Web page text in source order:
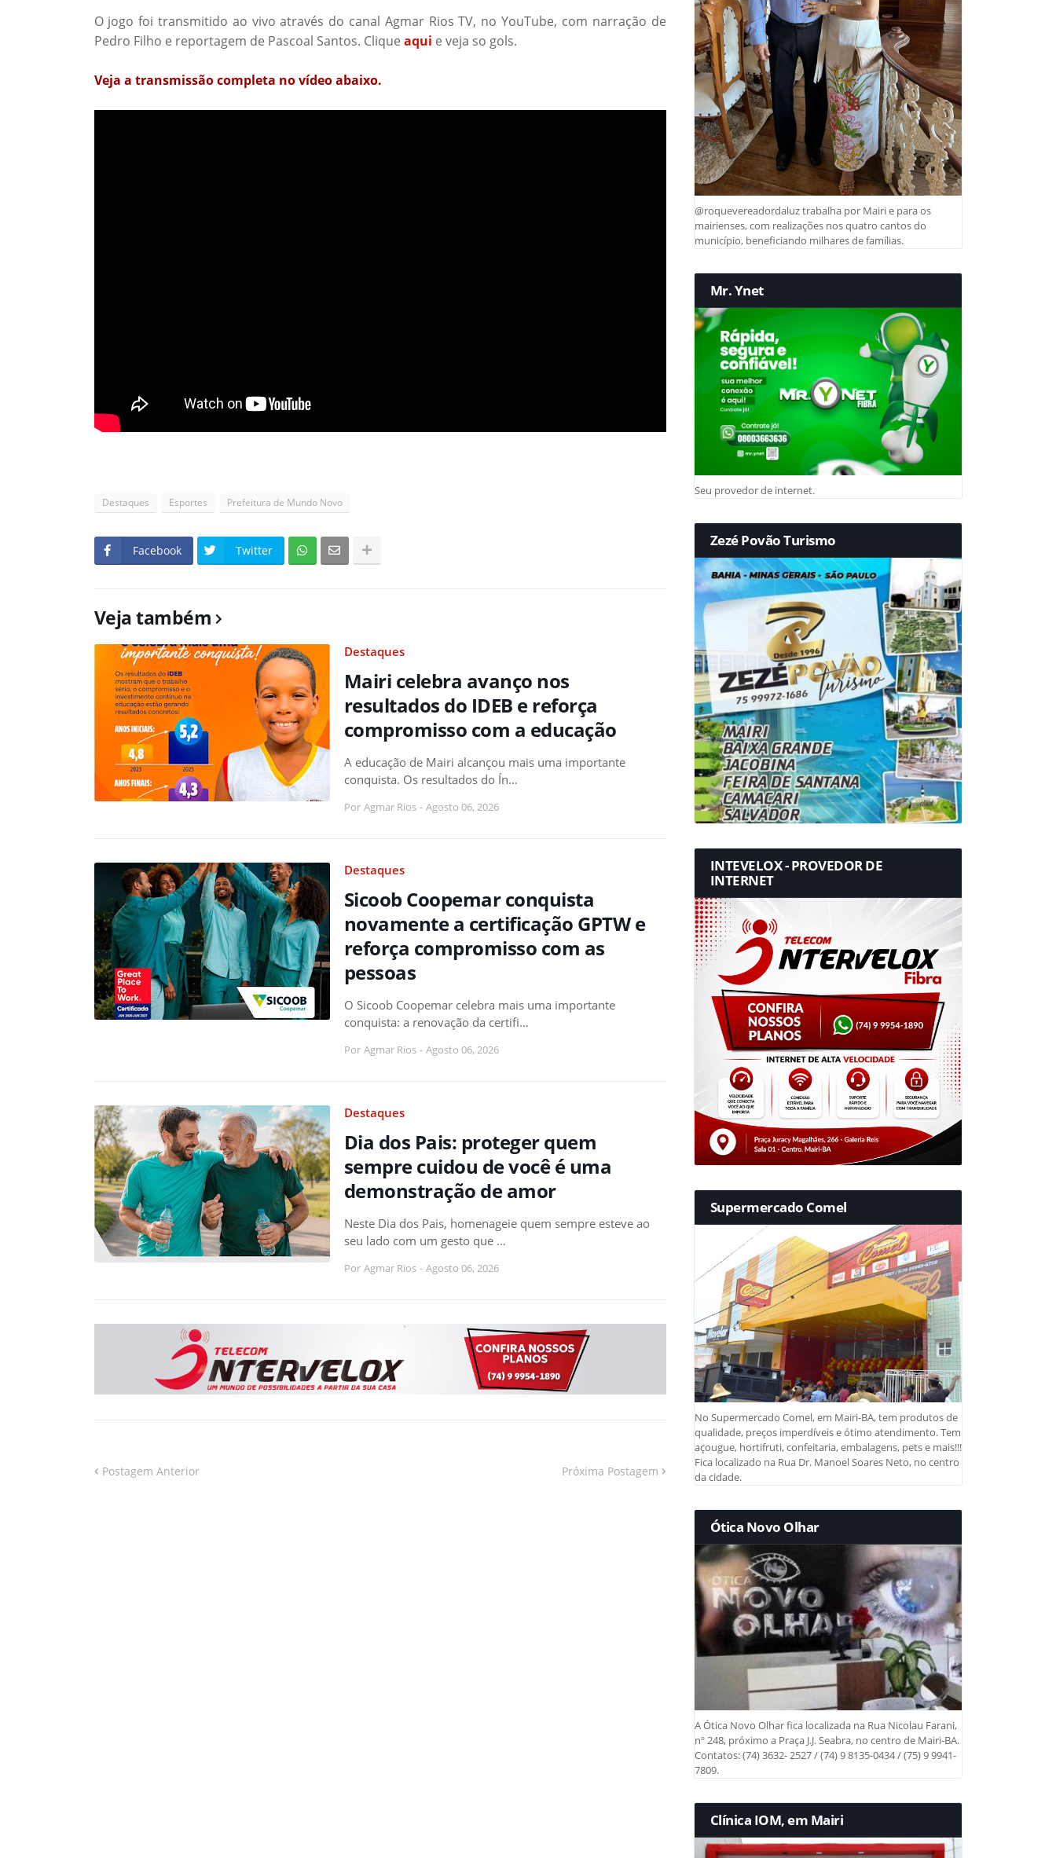
O jogo foi transmitido ao vivo através do canal Agmar Rios TV, no YouTube, com narração de
Pedro Filho e reportagem de Pascoal Santos. Clique aqui e veja so gols.
Veja a transmissão completa no vídeo abaixo.
Destaques Esportes Prefeitura de Mundo Novo
Facebook Twitter
Veja também
Destaques
Mairi celebra avanço nos
resultados do IDEB e reforça
compromisso com a educação
A educação de Mairi alcançou mais uma importante
conquista. Os resultados do Ín…
Por Agmar Rios - Agosto 06, 2026
Destaques
Sicoob Coopemar conquista
novamente a certificação GPTW e
reforça compromisso com as
pessoas
O Sicoob Coopemar celebra mais uma importante
conquista: a renovação da certifi…
Por Agmar Rios - Agosto 06, 2026
Destaques
Dia dos Pais: proteger quem
sempre cuidou de você é uma
demonstração de amor
Neste Dia dos Pais, homenageie quem sempre esteve ao
seu lado com um gesto que …
Por Agmar Rios - Agosto 06, 2026
Postagem Anterior Próxima Postagem
@roquevereadordaluz trabalha por Mairi e para os
mairienses, com realizações nos quatro cantos do
município, beneficiando milhares de famílias.
Mr. Ynet
Seu provedor de internet.
Zezé Povão Turismo
INTEVELOX - PROVEDOR DE
INTERNET
Supermercado Comel
No Supermercado Comel, em Mairi-BA, tem produtos de
qualidade, preços imperdíveis e ótimo atendimento. Tem
açougue, hortifruti, confeitaria, embalagens, pets e mais!!!
Fica localizado na Rua Dr. Manoel Soares Neto, no centro
da cidade.
Ótica Novo Olhar
A Ótica Novo Olhar fica localizada na Rua Nicolau Farani,
nº 248, próximo a Praça J.J. Seabra, no centro de Mairi-BA.
Contatos: (74) 3632- 2527 / (74) 9 8135-0434 / (75) 9 9941-
7809.
Clínica IOM, em Mairi